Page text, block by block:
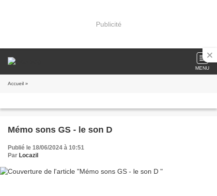
Publicité
MENU
Accueil »
Mémo sons GS - le son D
Publié le 18/06/2024 à 10:51
Par Locazil